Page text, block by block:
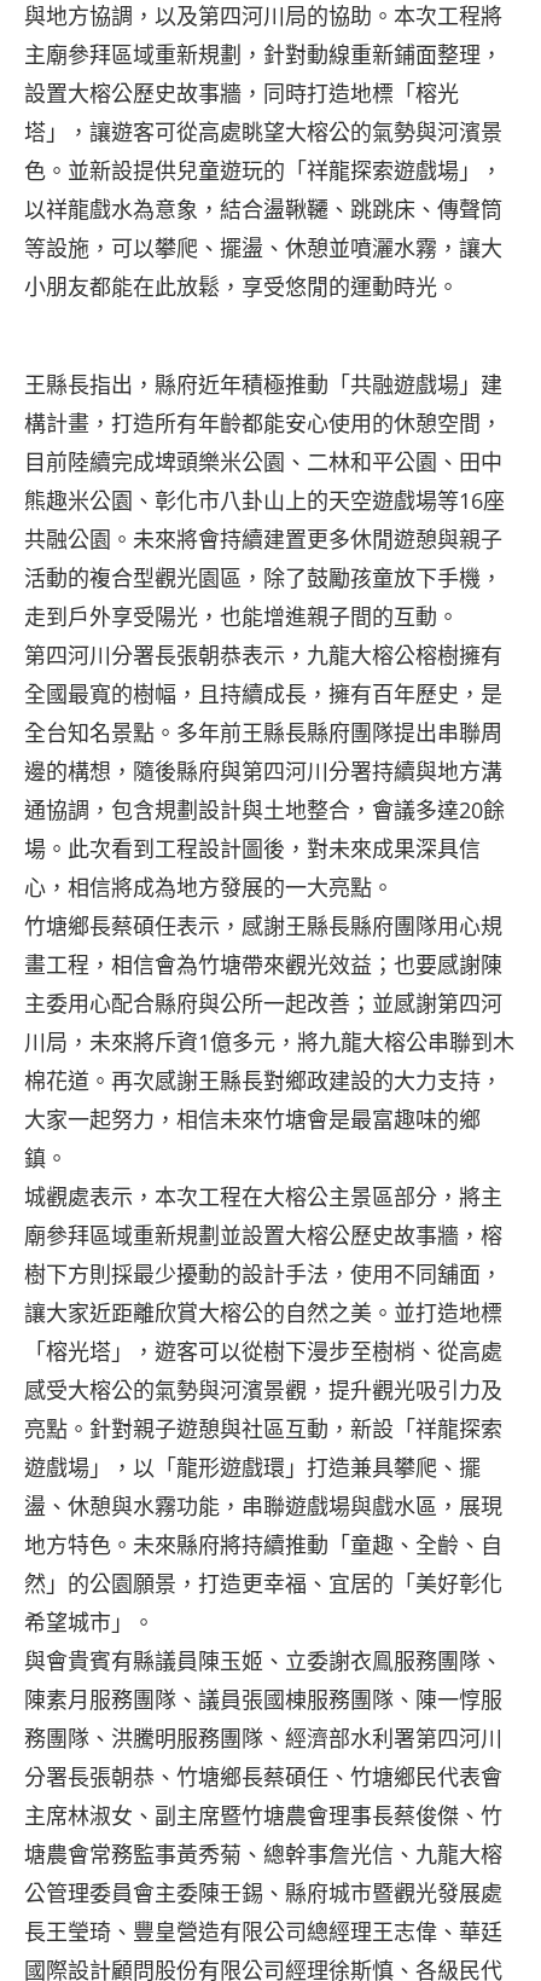
與地方協調，以及第四河川局的協助。本次工程將
主廟參拜區域重新規劃，針對動線重新鋪面整理，
設置大榕公歷史故事牆，同時打造地標「榕光
塔」，讓遊客可從高處眺望大榕公的氣勢與河濱景
色。並新設提供兒童遊玩的「祥龍探索遊戲場」，
以祥龍戲水為意象，結合盪鞦韆、跳跳床、傳聲筒
等設施，可以攀爬、擺盪、休憩並噴灑水霧，讓大
小朋友都能在此放鬆，享受悠閒的運動時光。
王縣長指出，縣府近年積極推動「共融遊戲場」建
構計畫，打造所有年齡都能安心使用的休憩空間，
目前陸續完成埤頭樂米公園、二林和平公園、田中
熊趣米公園、彰化市八卦山上的天空遊戲場等16座
共融公園。未來將會持續建置更多休閒遊憩與親子
活動的複合型觀光園區，除了鼓勵孩童放下手機，
走到戶外享受陽光，也能增進親子間的互動。
第四河川分署長張朝恭表示，九龍大榕公榕樹擁有
全國最寬的樹幅，且持續成長，擁有百年歷史，是
全台知名景點。多年前王縣長縣府團隊提出串聯周
邊的構想，隨後縣府與第四河川分署持續與地方溝
通協調，包含規劃設計與土地整合，會議多達20餘
場。此次看到工程設計圖後，對未來成果深具信
心，相信將成為地方發展的一大亮點。
竹塘鄉長蔡碩任表示，感謝王縣長縣府團隊用心規
畫工程，相信會為竹塘帶來觀光效益；也要感謝陳
主委用心配合縣府與公所一起改善；並感謝第四河
川局，未來將斥資1億多元，將九龍大榕公串聯到木
棉花道。再次感謝王縣長對鄉政建設的大力支持，
大家一起努力，相信未來竹塘會是最富趣味的鄉
鎮。
城觀處表示，本次工程在大榕公主景區部分，將主
廟參拜區域重新規劃並設置大榕公歷史故事牆，榕
樹下方則採最少擾動的設計手法，使用不同舖面，
讓大家近距離欣賞大榕公的自然之美。並打造地標
「榕光塔」，遊客可以從樹下漫步至樹梢、從高處
感受大榕公的氣勢與河濱景觀，提升觀光吸引力及
亮點。針對親子遊憩與社區互動，新設「祥龍探索
遊戲場」，以「龍形遊戲環」打造兼具攀爬、擺
盪、休憩與水霧功能，串聯遊戲場與戲水區，展現
地方特色。未來縣府將持續推動「童趣、全齡、自
然」的公園願景，打造更幸福、宜居的「美好彰化
希望城市」。
與會貴賓有縣議員陳玉姬、立委謝衣鳯服務團隊、
陳素月服務團隊、議員張國棟服務團隊、陳一惇服
務團隊、洪騰明服務團隊、經濟部水利署第四河川
分署長張朝恭、竹塘鄉長蔡碩任、竹塘鄉民代表會
主席林淑女、副主席暨竹塘農會理事長蔡俊傑、竹
塘農會常務監事黃秀菊、總幹事詹光信、九龍大榕
公管理委員會主委陳壬錫、縣府城市暨觀光發展處
長王瑩琦、豐皇營造有限公司總經理王志偉、華廷
國際設計顧問股份有限公司經理徐斯慎、各級民代